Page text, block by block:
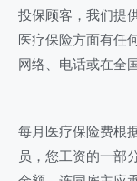
投保顾客，我们提
医疗保险方面有任
网络、电话或在全
每月医疗保险费根
员，您工资的一部